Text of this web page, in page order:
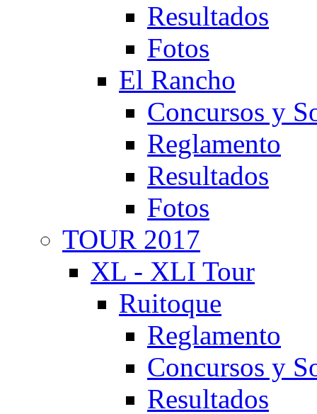
Resultados
Fotos
El Rancho
Concursos y
Reglamento
Resultados
Fotos
TOUR 2017
XL - XLI Tour
Ruitoque
Reglamento
Concursos y
Resultados